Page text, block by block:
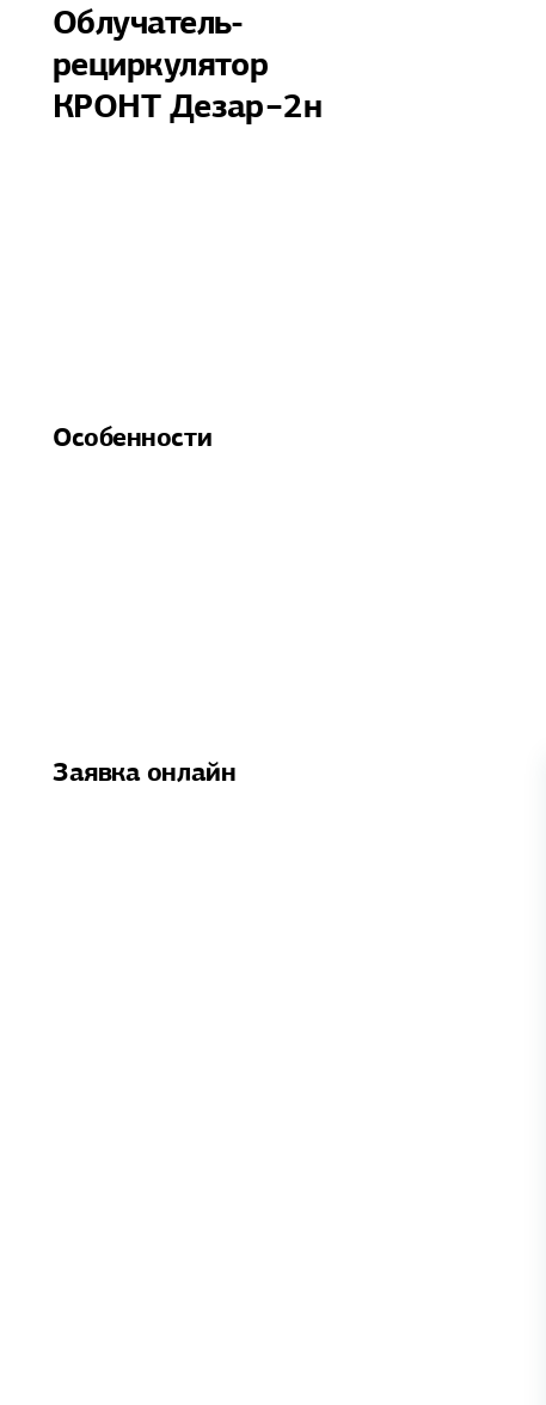
Облучатель-
рециркулятор
КРОНТ Дезар−2н
Особенности
Заявка онлайн